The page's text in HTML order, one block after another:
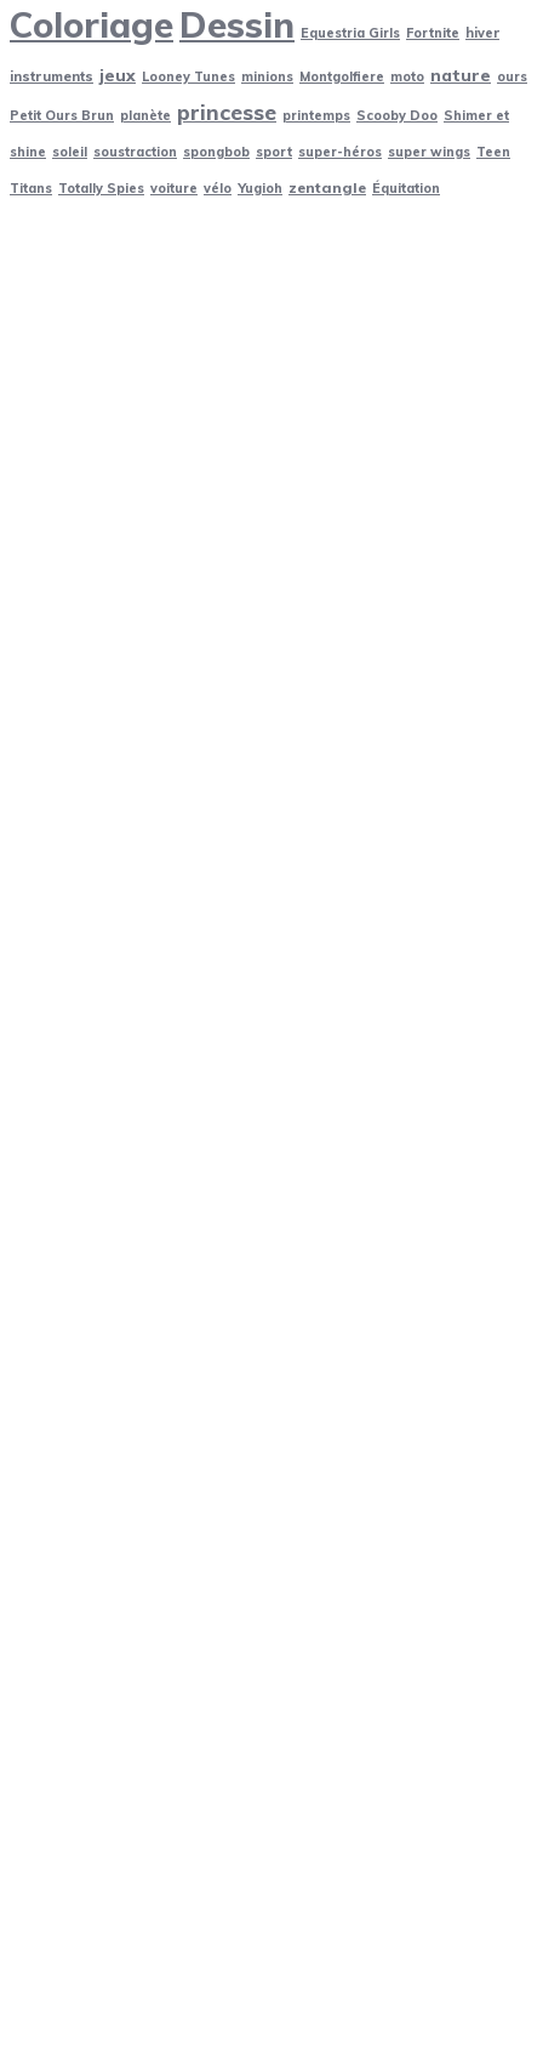
ColoriageDessin Equestria Girls Fortnite hiver
instruments jeux Looney Tunes minions Montgolfiere moto nature ours
Petit Ours Brun planète princesse printemps Scooby Doo Shimer et
shine soleil soustraction spongbob sport super-héros super wings Teen
Titans Totally Spies voiture vélo Yugioh zentangle Équitation